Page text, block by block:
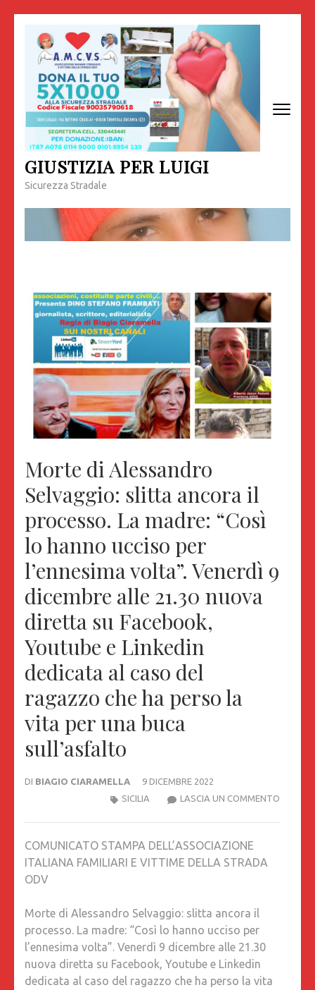
contenuto
(premi
invio)
GIUSTIZIA PER LUIGI
Sicurezza Stradale
Morte di Alessandro
Selvaggio: slitta ancora il
processo. La madre: “Così
lo hanno ucciso per
l’ennesima volta”. Venerdì 9
dicembre alle 21.30 nuova
diretta su Facebook,
Youtube e Linkedin
dedicata al caso del
ragazzo che ha perso la
vita per una buca
sull’asfalto
DI BIAGIO CIARAMELLA
9 DICEMBRE 2022
LASCIA UN COMMENTO
SICILIA
COMUNICATO STAMPA DELL’ASSOCIAZIONE
ITALIANA FAMILIARI E VITTIME DELLA STRADA
ODV
Morte di Alessandro Selvaggio: slitta ancora il
processo. La madre: “Così lo hanno ucciso per
l’ennesima volta”. Venerdì 9 dicembre alle 21.30
nuova diretta su Facebook, Youtube e Linkedin
dedicata al caso del ragazzo che ha perso la vita